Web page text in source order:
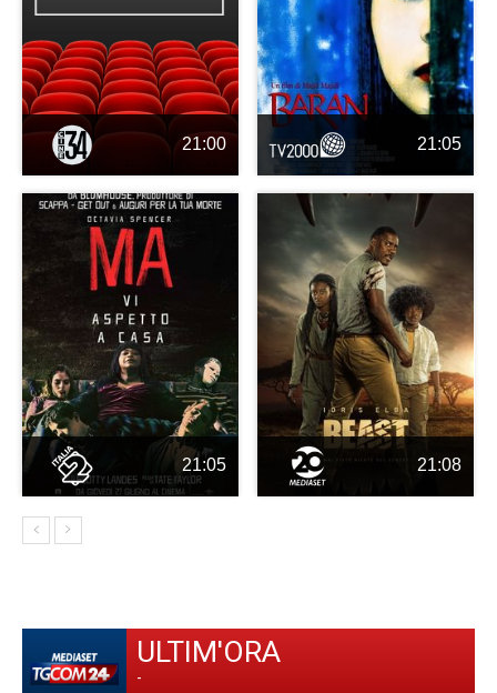
21:00 21:05
21:05 21:08
ULTIM'ORA
-